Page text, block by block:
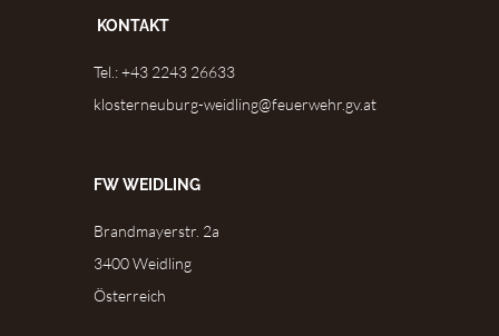
KONTAKT
Tel.: +43 2243 26633
klosterneuburg-weidling@feuerwehr.gv.at
FW WEIDLING
Brandmayerstr. 2a
3400 Weidling
Österreich